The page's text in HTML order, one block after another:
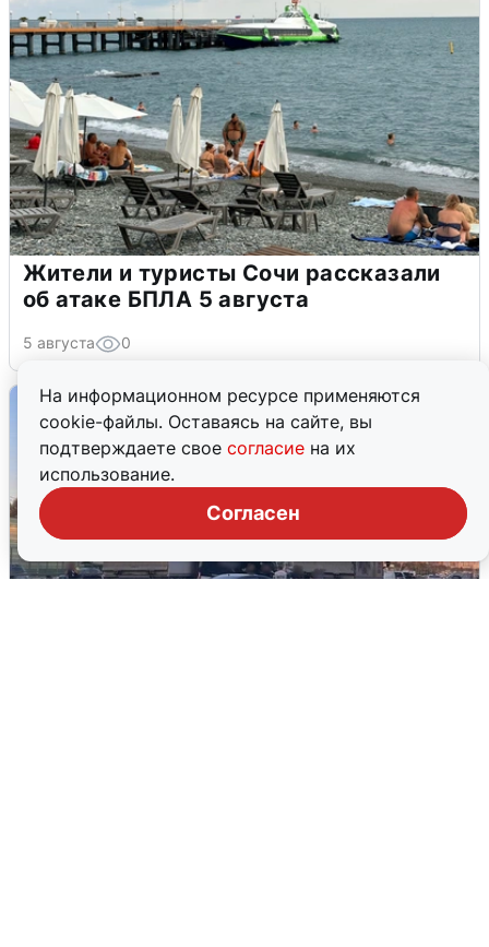
На информационном ресурсе применяются
cookie-файлы. Оставаясь на сайте, вы
подтверждаете свое согласие на их
использование.
Согласен
Жители и туристы Сочи рассказали
об атаке БПЛА 5 августа
5 августа 0